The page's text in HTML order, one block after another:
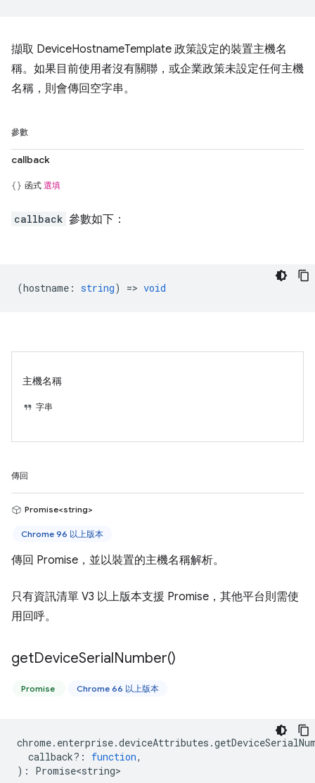
擷取 DeviceHostnameTemplate 政策設定的裝置主機名
稱。如果目前使用者沒有關聯，或企業政策未設定任何主機
名稱，則會傳回空字串。
參數
callback
函式 選填
callback 參數如下：
(hostname : string) => void
主機名稱
字串
傳回
Promise<string>
Chrome 96 以上版本
傳回 Promise，並以裝置的主機名稱解析。
只有資訊清單 V3 以上版本支援 Promise，其他平台則需使
用回呼。
getDeviceSerialNumber()
Promise Chrome 66 以上版本
chrome. enterprise.deviceAttributes .
callback? : function,
) : Promise<string>